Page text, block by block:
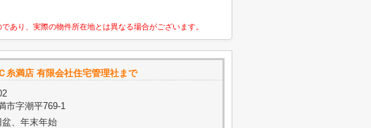
あり、実際の物件所在地とは異なる場合がございます。
糸満店 有限会社住宅管理社まで
市字潮平769-1
、年末年始